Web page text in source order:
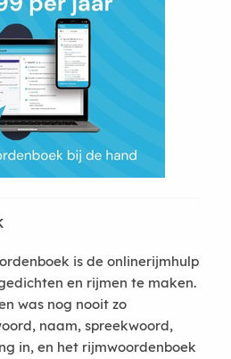
is de onlinerijmhulp
en rijmen te maken.
was nog nooit zo
naam, spreekwoord,
in, en het rijmwoordenboek